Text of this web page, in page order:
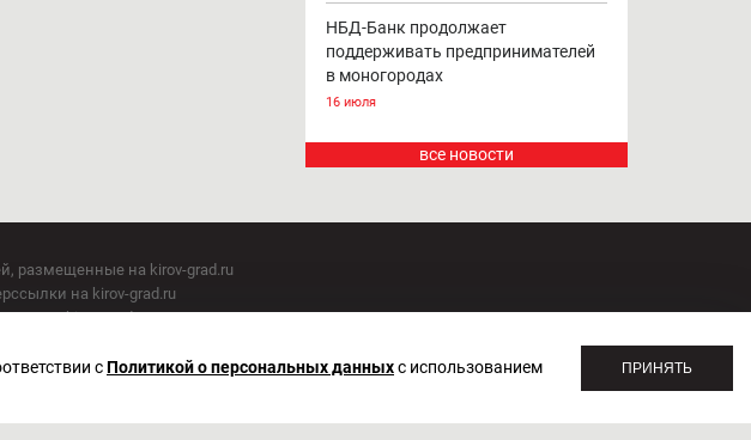
НБД-Банк продолжает
поддерживать предпринимателей
в моногородах
16 июля
все новости
размещенные на kirov-grad.ru
на kirov-grad.ru
kirov-grad.ru
технологий и массовых коммуникаций 20.07.2018. Регистрационный номер ЭЛ №
сПолитикой о персональных данныхс использованием
ПРИНЯТЬ